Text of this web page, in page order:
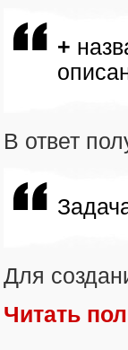
+
В ответ
Для
Читать